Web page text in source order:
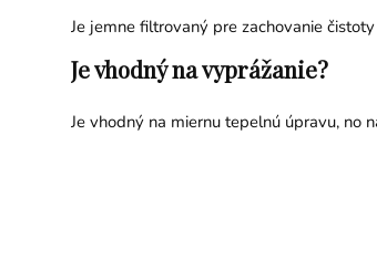
Je jemne filtrovaný pre zachovanie
Je vhodný na vyprážanie?
Je vhodný na miernu tepelnú úpravu, no